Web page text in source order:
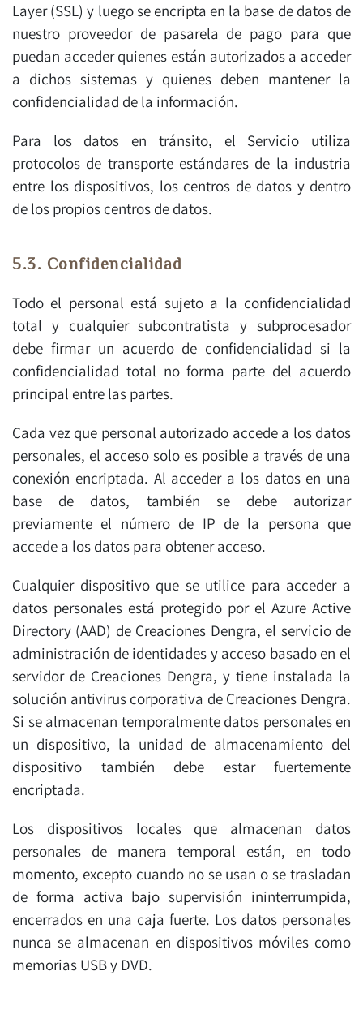
Layer (SSL) y luego se encripta en la base de datos de
nuestro proveedor de pasarela de pago para que
puedan acceder quienes están autorizados a acceder
a dichos sistemas y quienes deben mantener la
confidencialidad de la información.
Para los datos en tránsito, el Servicio utiliza
protocolos de transporte estándares de la industria
entre los dispositivos, los centros de datos y dentro
de los propios centros de datos.
5.3. Confidencialidad
Todo el personal está sujeto a la confidencialidad
total y cualquier subcontratista y subprocesador
debe firmar un acuerdo de confidencialidad si la
confidencialidad total no forma parte del acuerdo
principal entre las partes.
Cada vez que personal autorizado accede a los datos
personales, el acceso solo es posible a través de una
conexión encriptada. Al acceder a los datos en una
base de datos, también se debe autorizar
previamente el número de IP de la persona que
accede a los datos para obtener acceso.
Cualquier dispositivo que se utilice para acceder a
datos personales está protegido por el Azure Active
Directory (AAD) de Creaciones Dengra, el servicio de
administración de identidades y acceso basado en el
servidor de Creaciones Dengra, y tiene instalada la
solución antivirus corporativa de Creaciones Dengra.
Si se almacenan temporalmente datos personales en
un dispositivo, la unidad de almacenamiento del
dispositivo también debe estar fuertemente
encriptada.
Los dispositivos locales que almacenan datos
personales de manera temporal están, en todo
momento, excepto cuando no se usan o se trasladan
de forma activa bajo supervisión ininterrumpida,
encerrados en una caja fuerte. Los datos personales
nunca se almacenan en dispositivos móviles como
memorias USB y DVD.